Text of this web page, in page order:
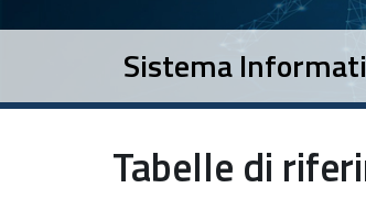
Sistema
Tabelle di